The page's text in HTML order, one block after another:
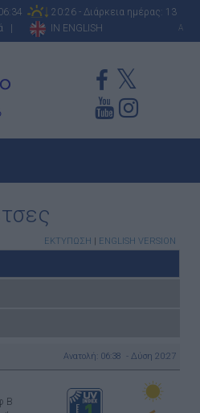
20:26 - Διάρκεια ημέρας: 13
|
IN ENGLISH A
ΕΚΤΥΠΩΣΗ | ENGLISH VERSION
Ανατολή: 06:38 - Δύση 20:27
B